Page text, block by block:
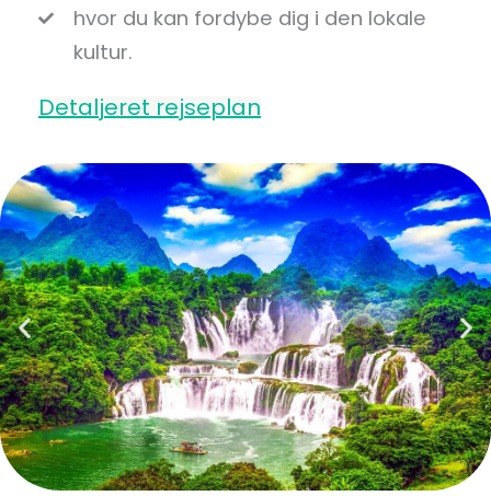
hvor du kan fordybe dig i den lokale
kultur.
Detaljeret rejseplan